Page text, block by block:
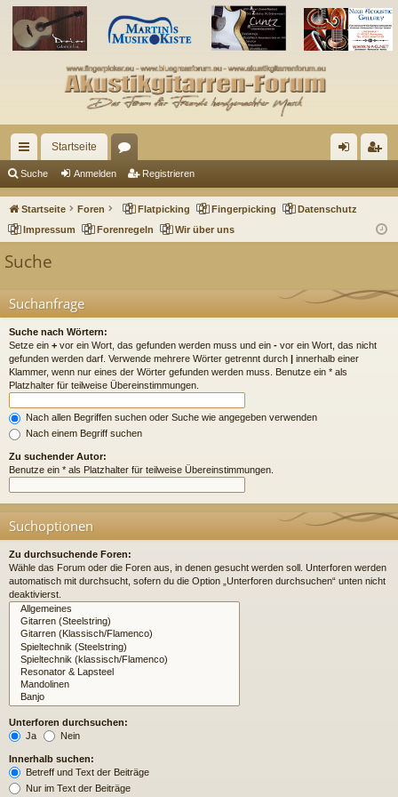
ch
ne
llz
Startseite
en m ist
rie
Suche Anmelden Registrieren
Startseite Foren Flatpicking Fingerpicking
Datenschutz
Impressum
Forenregeln Wir über uns
Suche
Suchanfrage
Suche nach Wörtern:
Setze ein + vor ein Wort, das gefunden werden muss und ein - vor ein Wort, das nicht
gefunden werden darf. Verwende mehrere Wörter getrennt durch | innerhalb einer
Klammer, wenn nur eines der Wörter gefunden werden muss. Benutze ein * als
Platzhalter für teilweise Übereinstimmungen.
Nach allen Begriffen suchen oder Suche wie angegeben verwenden
Nach einem Begriff suchen
Zu suchender Autor:
Benutze ein * als Platzhalter für teilweise Übereinstimmungen.
Suchoptionen
Zu durchsuchende Foren:
Wähle das Forum oder die Foren aus, in denen gesucht werden soll. Unterforen werden
automatisch mit durchsucht, sofern du die Option „Unterforen durchsuchen“ unten nicht
deaktivierst.
Unterforen durchsuchen:
Ja
Nein
Innerhalb suchen:
Betreff und Text der Beiträge
Nur im Text der Beiträge